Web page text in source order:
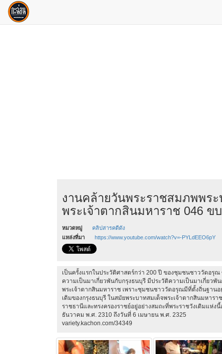
งานคล้ายวันพระราชสมภพพระ
พระเจ้าตากสินมหาราช 046 ข
หมวดหมู่
คลิปสารคดีดัง
แหล่งที่มา
https://www.youtube.com/watch?v=-PYLdEEO6pY
เป็นครั้งแรกในประวัติศาสตร์กว่า 200 ปี ของชุมชนชาววัดอรุณ
ความเป็นมาเกี่ยวพันกับกรุงธนบุรี มีประวัติความเป็นมาเกี่ยวพั
พระเจ้าตากสินมหาราช เพราะชุมชนชาววัดอรุณมีที่ตั้งถิ่นฐาน
เดิมของกรุงธนบุรี ในสมัยพระบาทสมเด็จพระเจ้าตากสินมหารา
ราชธานีและทรงครองราชย์อยู่อย่างสมถะที่พระราชวังเดิมแห่ง
ธันวาคม พ.ศ. 2310 ถึงวันที่ 6 เมษายน พ.ศ. 2325
variety.kachon.com/34349